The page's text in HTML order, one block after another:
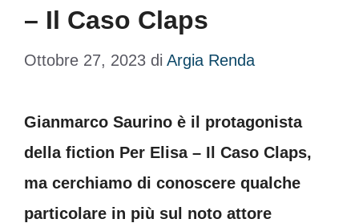
– Il Caso Claps
Ottobre 27, 2023 di Argia Renda
Gianmarco Saurino è il protagonista
della fiction Per Elisa – Il Caso Claps,
ma cerchiamo di conoscere qualche
particolare in più sul noto attore